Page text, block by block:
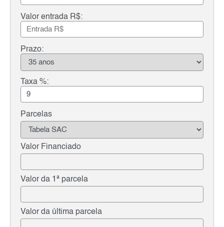
Valor entrada R$:
Prazo:
Taxa %:
Parcelas
Valor Financiado
Valor da 1ª parcela
Valor da última parcela